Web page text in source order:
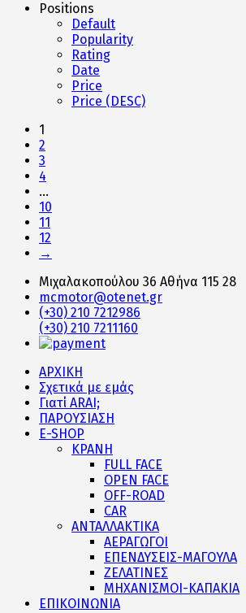
Positions
Default
Popularity
Rating
Date
Price
Price (DESC)
1
2
3
4
…
10
11
12
→
Μιχαλακοπούλου 36 Αθήνα 115 28
mcmotor@otenet.gr
(+30) 210 7212986
(+30) 210 7211160
ΑΡΧΙΚΗ
Σχετικά με εμάς
Γιατί ARAI;
ΠΑΡΟΥΣΙΑΣΗ
E-SHOP
ΚΡΑΝΗ
FULL FACE
OPEN FACE
OFF-ROAD
CAR
ΑΝΤΑΛΛΑΚΤΙΚΑ
ΑΕΡΑΓΩΓΟΙ
ΕΠΕΝΔΥΣΕΙΣ-ΜΑΓΟΥΛΑ
ΖΕΛΑΤΙΝΕΣ
ΜΗΧΑΝΙΣΜΟΙ-ΚΑΠΑΚΙΑ
ΕΠΙΚΟΙΝΩΝΙΑ